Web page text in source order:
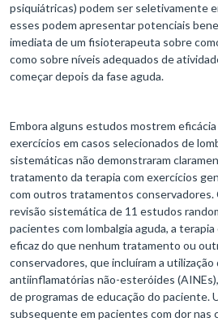
psiquiátricas) podem ser seletivamente
esses podem apresentar potenciais
imediata de um fisioterapeuta sobre
como sobre níveis adequados de
começar depois da fase aguda.
Embora alguns estudos mostrem
exercícios em casos selecionados de
sistemáticas não demonstraram
tratamento da terapia com exercícios
com outros tratamentos conservadores.
revisão sistemática de 11 estudos
pacientes com lombalgia aguda, a
eficaz do que nenhum tratamento ou
conservadores, que incluíram a utilização
antiinflamatórias não-esteróides
de programas de educação do paciente.
subsequente em pacientes com dor nas